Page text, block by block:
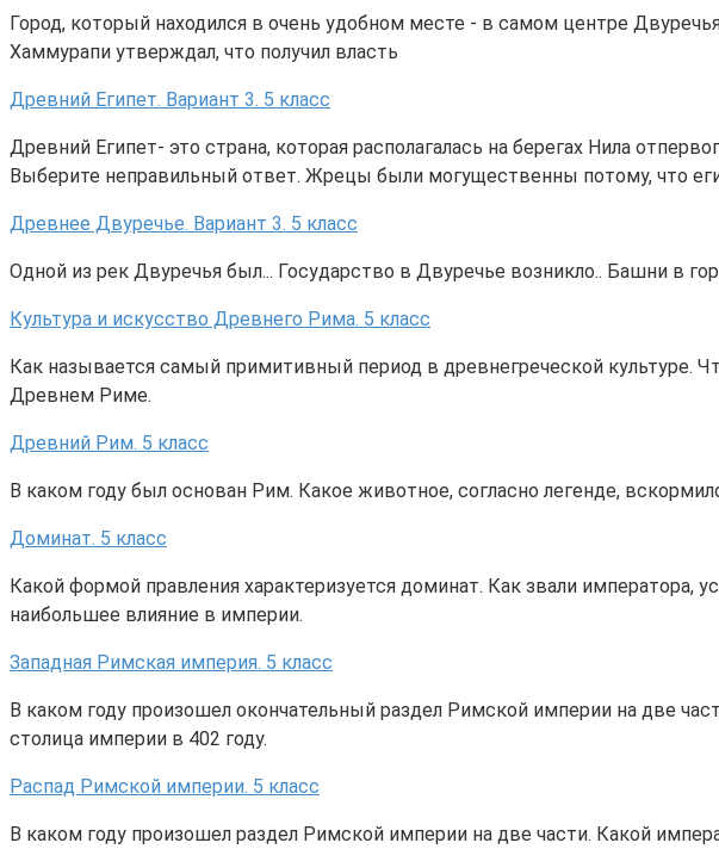
Город, который находился в очень удобном месте - в самом центре
Хаммурапи утверждал, что получил власть
Древний Египет. Вариант 3. 5 класс
Древний Египет- это страна, которая располагалась на берегах Нила
Выберите неправильный ответ. Жрецы были могущественны потому, что
Древнее Двуречье. Вариант 3. 5 класс
Одной из рек Двуречья был... Государство в Двуречье возникло.. Башни в
Культура и искусство Древнего Рима. 5 класс
Как называется самый примитивный период в древнегреческой культуре.
Древнем Риме.
Древний Рим. 5 класс
В каком году был основан Рим. Какое животное, согласно легенде,
Доминат. 5 класс
Какой формой правления характеризуется доминат. Как звали
наибольшее влияние в империи.
Западная Римская империя. 5 класс
В каком году произошел окончательный раздел Римской империи на две
столица империи в 402 году.
Распад Римской империи. 5 класс
В каком году произошел раздел Римской империи на две части. Какой